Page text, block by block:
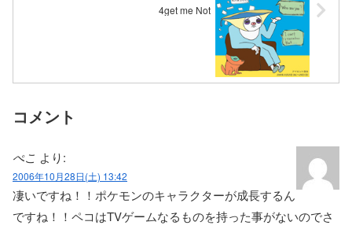
4get me Not
コメント
ぺこ より:
2006年10月28日(土) 13:42
凄いですね！！ポケモンのキャラクターが成長するん
ですね！！ペコはTVゲームなるものを持った事がないのでさ